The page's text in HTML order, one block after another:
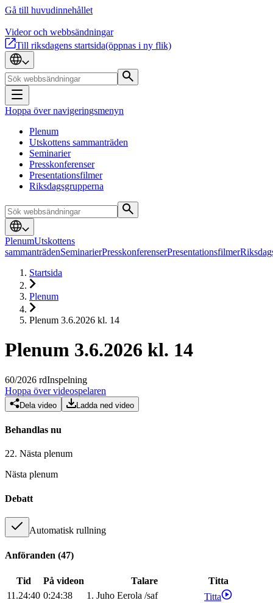
Gå till huvudinnehållet
Videor och webbsändningar
Till riksdagens startsida(öppnas i ny flik)
Hoppa över navigeringsmenyn
Plenum
Utskottens sammanträden
Seminarier
Presskonferenser
Presentationsfilmer
Riksdagsgrupperna
PlenumUtskottens
sammanträdenSeminarierPresskonferenserPresentationsfilmer
Startsida
Plenum
Plenum 3.6.2026 kl. 14
Plenum 3.6.2026 kl. 14
60/2026 rdInspelning
Hoppa över videospelaren
Dela video Ladda ned video
Behandlas nu
22. Nästa plenum
Nästa plenum
Debatt
Automatisk rullning
Anföranden (47)
Tid På videon Talare
Titta
11.24:40 0:24:38 1. Juho Eerola /saf
Titta